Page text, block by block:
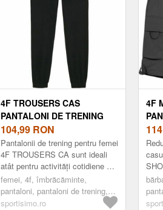
4F TROUSERS CAS
PANTALONI DE TRENING
FEMEI, NEGRU, MĂRIME
104,99 RON
Pantalonii de trening pentru femei
4F TROUSERS CA sunt ideali
atât pentru activități cotidiene cât
și activități sportive. Au o croială
regular car...
femei, 4f, îmbrăcăminte,
pantaloni, pantaloni de trening,
fashion, negru
sportisimo.ro
4F
de